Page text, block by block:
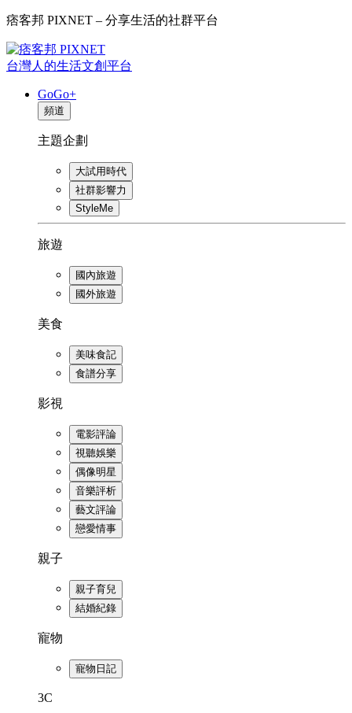
痞客邦 PIXNET – 分享生活的社群平台
台灣人的生活文創平台
GoGo+
頻道
主題企劃
大試用時代
社群影響力
StyleMe
旅遊
國內旅遊
國外旅遊
美食
美味食記
食譜分享
影視
電影評論
視聽娛樂
偶像明星
音樂評析
藝文評論
戀愛情事
親子
親子育兒
結婚紀錄
寵物
寵物日記
3C